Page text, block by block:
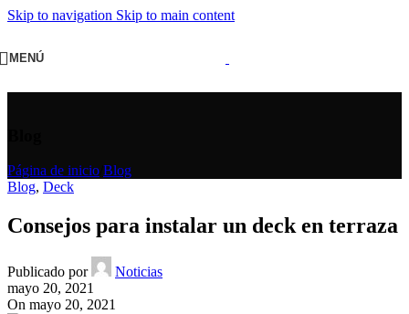
Skip to navigation Skip to main content
MENÚ
Página de inicio Blog
Blog, Deck
Consejos para instalar un deck en terraza
Publicado por
Noticias
mayo 20, 2021
On mayo 20, 2021